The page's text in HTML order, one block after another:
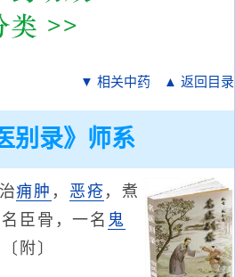
▼ 相关中药 ▲ 返回目录
别录》师系
痈肿 ， 恶疮 ，煮
臣骨，一名 鬼
附〕